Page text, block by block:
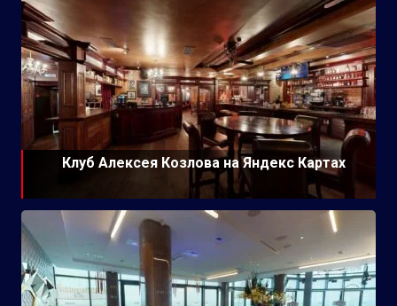
Клуб Алексея Козлова на Яндекс Картах